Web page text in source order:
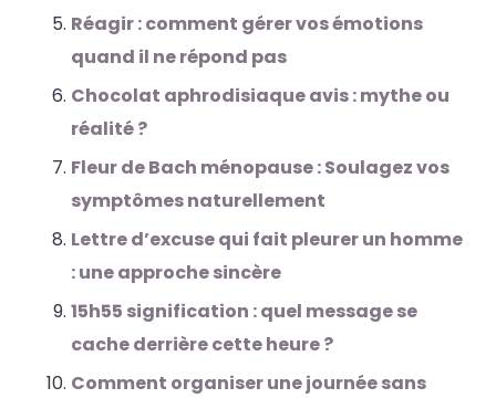
Réagir : comment gérer vos émotions
quand il ne répond pas
Chocolat aphrodisiaque avis : mythe ou
réalité ?
Fleur de Bach ménopause : Soulagez vos
symptômes naturellement
Lettre d’excuse qui fait pleurer un homme
: une approche sincère
15h55 signification : quel message se
cache derrière cette heure ?
Comment organiser une journée sans